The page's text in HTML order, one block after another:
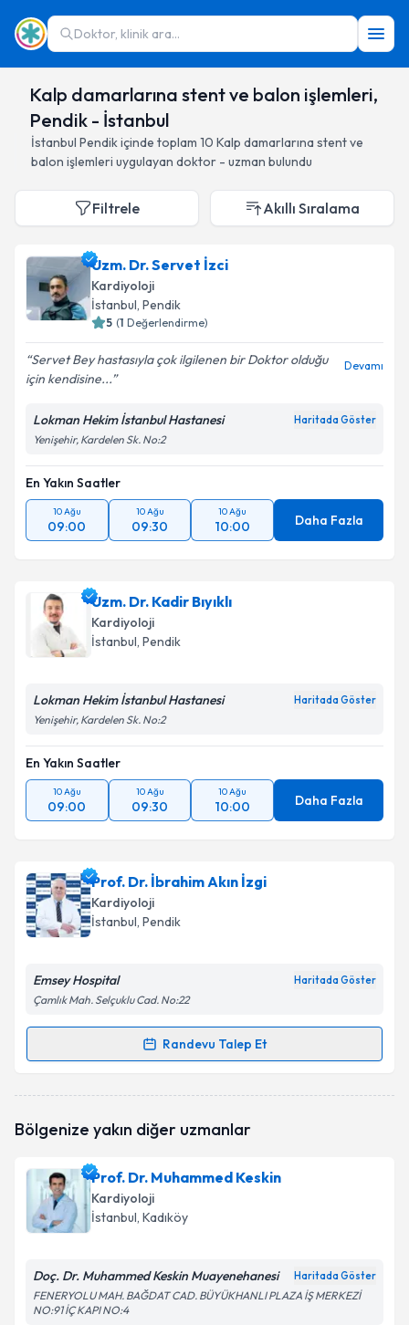
Doktor, klinik ara...
Kalp damarlarına stent ve balon işlemleri,
Pendik - İstanbul
İstanbul Pendikiçinde toplam 10 Kalp damarlarına stent ve
balon işlemleri uygulayan doktor - uzman bulundu
Filtrele Akıllı Sıralama
Uzm. Dr. Servet İzci
Kardiyoloji
İstanbul, Pendik
5 (1 Değerlendirme)
Servet Bey hastasıyla çok ilgilenen bir Doktor olduğu
için kendisine...
Devamı
Lokman Hekim İstanbul Hastanesi Haritada Göster
Yenişehir, Kardelen Sk. No:2
En Yakın Saatler
10 Ağu
09:00
10 Ağu
09:30
10 Ağu
10:00 Daha Fazla
Uzm. Dr. Kadir Bıyıklı
Kardiyoloji
İstanbul, Pendik
Lokman Hekim İstanbul Hastanesi Haritada Göster
Yenişehir, Kardelen Sk. No:2
En Yakın Saatler
10 Ağu
09:00
10 Ağu
09:30
10 Ağu
10:00 Daha Fazla
Prof. Dr. İbrahim Akın İzgi
Kardiyoloji
İstanbul, Pendik
Emsey Hospital Haritada Göster
Çamlık Mah. Selçuklu Cad. No:22
Randevu Talep Et
Randevu Takvimi Talebi
talebi oluşturun. Size bu uzmandan randevu almanız
bilgilendireceğiz.
E-posta Adresiniz
Kişisel verilerimin işlenmesine ilişkinAydınlatma
Metni'ni okudum ve kişisel verilerimin belirtilen
Bölgenize yakın diğer uzmanlar
Prof. Dr. Muhammed Keskin
Kardiyoloji
İstanbul, Kadıköy
Doç. Dr. Muhammed Keskin Muayenehanesi Haritada Göster
FENERYOLU MAH. BAĞDAT CAD. BÜYÜKHANLI PLAZA İŞ MERKEZİ
NO:91 İÇ KAPI NO:4